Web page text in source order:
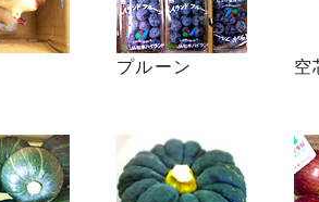
プルーン 空